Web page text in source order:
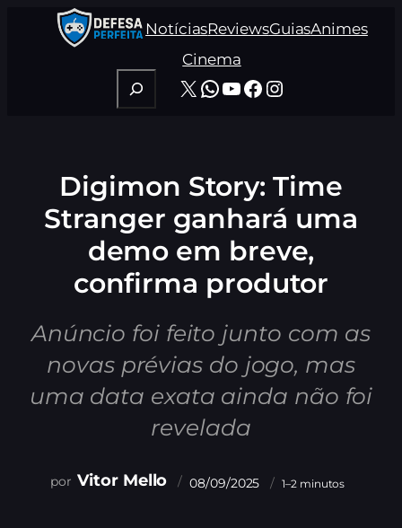
NotíciasReviewsGuiasAnimes
Cinema
Pesquisar
X WhatsApp
Youtube
Facebook
Instagram
Digimon Story: Time
Stranger ganhará uma
demo em breve,
confirma produtor
Anúncio foi feito junto com as
novas prévias do jogo, mas
uma data exata ainda não foi
revelada
Vitor Mello 08/09/2025 1–2 minutos